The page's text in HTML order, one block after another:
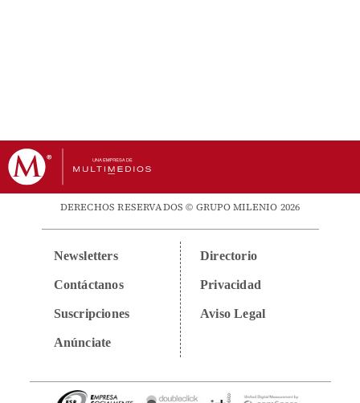
DERECHOS RESERVADOS © GRUPO MILENIO 2026
Newsletters
Contáctanos
Suscripciones
Anúnciate
Directorio
Privacidad
Aviso Legal